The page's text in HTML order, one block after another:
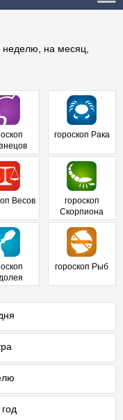
неделю, на месяц,
гороскоп Рака
Весов
гороскоп
Скорпиона
гороскоп Рыб